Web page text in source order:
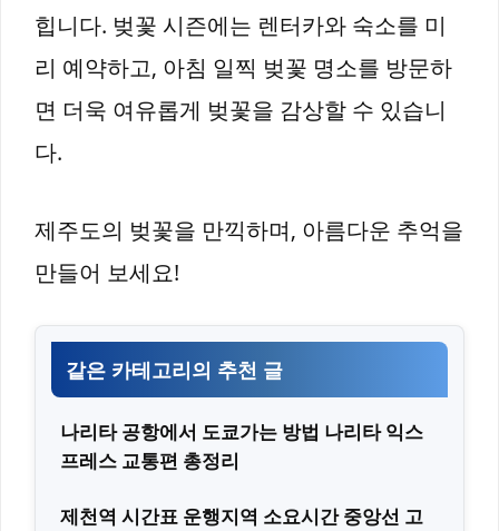
힙니다. 벚꽃 시즌에는 렌터카와 숙소를 미
리 예약하고, 아침 일찍 벚꽃 명소를 방문하
면 더욱 여유롭게 벚꽃을 감상할 수 있습니
다.
제주도의 벚꽃을 만끽하며, 아름다운 추억을
만들어 보세요!
같은 카테고리의 추천 글
나리타 공항에서 도쿄가는 방법 나리타 익스
프레스 교통편 총정리
제천역 시간표 운행지역 소요시간 중앙선 고